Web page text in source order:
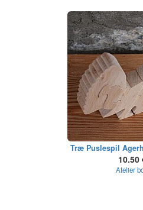
Træ Puslespil
10.50
Atelier